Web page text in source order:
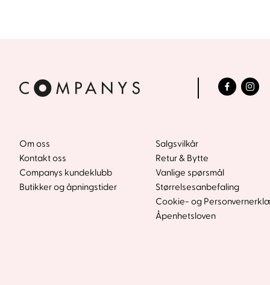
Om oss
Kontakt oss
Companys kundeklubb
Butikker og åpningstider
Salgsvilkår
Retur & Bytte
Vanlige spørsmål
Størrelsesanbefaling
Cookie- og
Åpenhetsloven